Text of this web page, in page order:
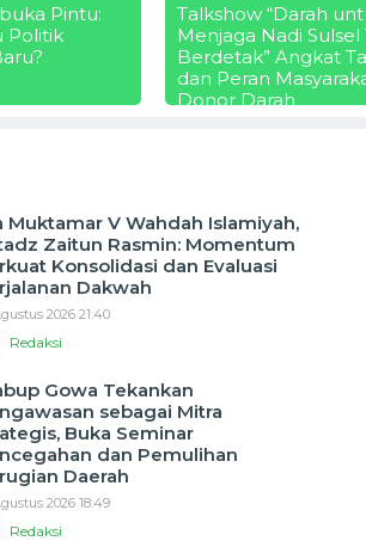
Pintu:
Politik
Talkshow “Darah
Menjaga Nadi Sulsel
Berdetak” Angkat
dan Peran
Donor Darah
Muktamar V Wahdah Islamiyah,
Zaitun Rasmin: Momentum
Konsolidasi dan Evaluasi
Dakwah
2026 21:40
Redaksi
Gowa Tekankan
sebagai Mitra
Buka Seminar
dan Pemulihan
Daerah
2026 18:49
Redaksi